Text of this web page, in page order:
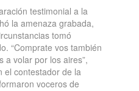
testimonial a la
la amenaza grabada,
tomó
“Comprate vos también
a volar por los aires”,
el contestador de la
voceros de